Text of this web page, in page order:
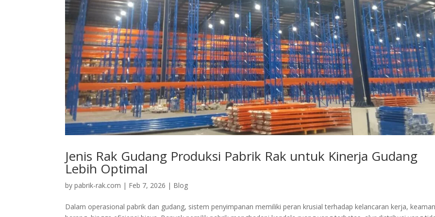
Jenis Rak Gudang Produksi Pabrik Rak untuk Kinerja Gudang
Lebih Optimal
bypabrik-rak.com | Feb 7, 2026 | Blog
Dalam operasional pabrik dan gudang, sistem penyimpanan memiliki peran krusial terhadap kelancaran kerja,